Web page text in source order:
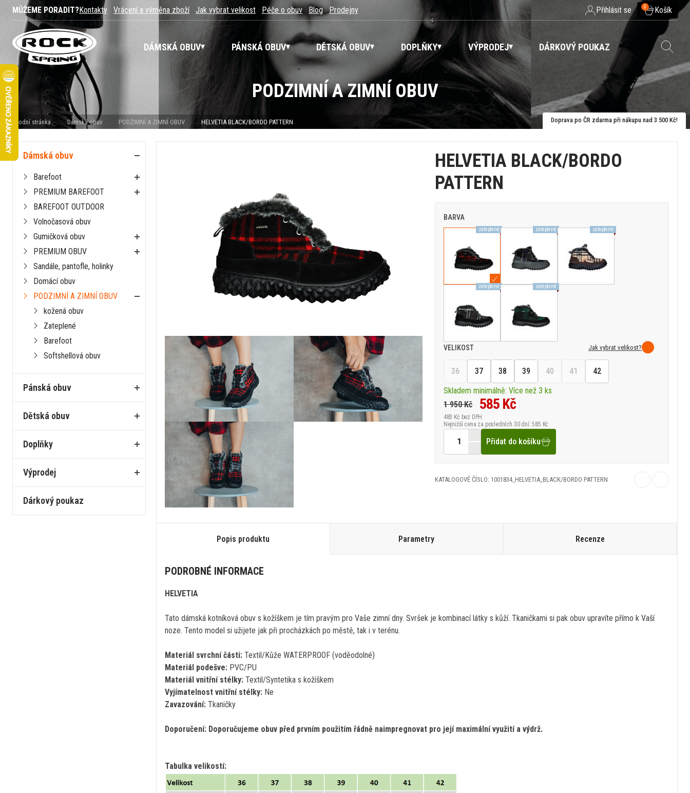
MŮŽEME PORADIT?Kontakty Vrácení a výměna zboží Jak vybrat velikost Péče o obuv Blog Prodejny Přihlásit se 0 Košík
DÁMSKÁ OBUV PÁNSKÁ OBUV DĚTSKÁ OBUV DOPLŇKY VÝPRODEJ DÁRKOVÝ POUKAZ
PODZIMNÍ A ZIMNÍ OBUV
Úvodní stránka Dámská obuv PODZIMNÍ A ZIMNÍ OBUV HELVETIA BLACK/BORDO PATTERN Doprava po ČR zdarma při nákupu nad 3 500 Kč!
HELVETIA BLACK/BORDO
PATTERN
BARVA
zateplené zateplené zateplené
zateplené zateplené
VELIKOST Jak vybrat velikost?
36 37 38 39 40 41
42
Skladem minimálně: Více než 3 ks
1 950 Kč
585 Kč
483 Kč bez DPH
Nejnižší cena za posledních 30 dní: 585 Kč
Přidat do košíku
KATALOGOVÉ ČÍSLO: 1001834_HELVETIA_BLACK/BORDO PATTERN
Popis produktu Parametry Recenze
PODROBNÉ INFORMACE
HELVETIA
Tato dámská kotníková obuv s kožíškem je tím pravým pro Vaše zimní dny. Svršek je kombinací látky s kůží. Tkaničkami si pak obuv upravíte přímo k Vaší
noze. Tento model si užijete jak při procházkách po městě, tak i v terénu.
Materiál svrchní části: Textil/Kůže WATERPROOF (voděodolné)
Materiál podešve: PVC/PU
Materiál vnitřní stélky: Textil/Syntetika s kožíškem
Vyjímatelnost vnitřní stélky: Ne
Zavazování: Tkaničky
Doporučení: Doporučujeme obuv před prvním použitím řádně naimpregnovat pro její maximální využití a výdrž.
Tabulka velikostí:
Dámská obuv
Barefoot
PREMIUM BAREFOOT
BAREFOOT OUTDOOR
Volnočasová obuv
Gumičková obuv
PREMIUM OBUV
Sandále, pantofle, holinky
Domácí obuv
PODZIMNÍ A ZIMNÍ OBUV
kožená obuv
Zateplené
Barefoot
Softshellová obuv
Pánská obuv
Dětská obuv
Doplňky
Výprodej
Dárkový poukaz